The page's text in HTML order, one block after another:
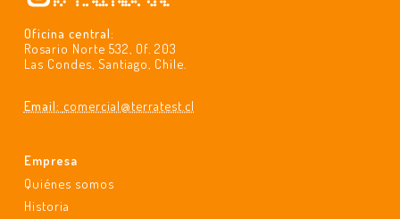
Oficina central:
Rosario Norte 532, Of. 203
Las Condes, Santiago, Chile.
Email: comercial@terratest.cl
Empresa
Quiénes somos
Historia